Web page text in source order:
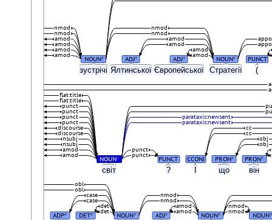
зустрічі Ялтинської Європейської Стратегії (
світ ? що він
NOUN# ADJ# ADJ# NOUN# PUNCT
amod
amod
amod
amod
amod
amod
nmod
nmod
amod
amod
nmod
nmod
NOUN# PUNCT CCONJ PRON# PRON#
punct
punct
amod
amod
obj
obj
nsubj
nsubj
cc
cc
discourse
discourse
punct
punct
punct
punct
parataxis:newsent
parataxis:newsent
flat:title
flat:title
ADP# DET# NOUN# ADJ# NOUN# NOUN#
det
det
amod
amod
nmod
nmod
case
case
nmod
nmod
obl
obl